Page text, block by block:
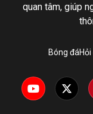
quan tâm, giúp
Bóng đáHỏi